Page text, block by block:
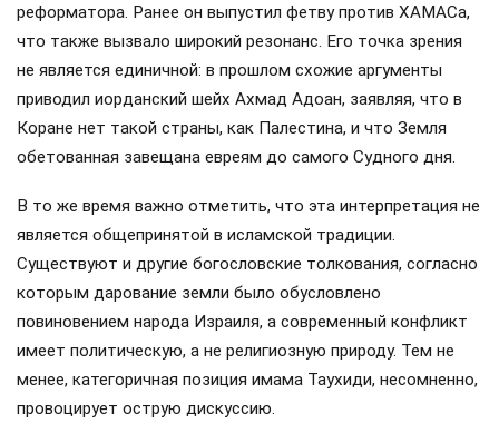
реформатора. Ранее он выпустил фетву против ХАМАСа,
что также вызвало широкий резонанс. Его точка зрения
не является единичной: в прошлом схожие аргументы
приводил иорданский шейх Ахмад Адоан, заявляя, что в
Коране нет такой страны, как Палестина, и что Земля
обетованная завещана евреям до самого Судного дня.
В то же время важно отметить, что эта интерпретация не
является общепринятой в исламской традиции.
Существуют и другие богословские толкования, согласно
которым дарование земли было обусловлено
повиновением народа Израиля, а современный конфликт
имеет политическую, а не религиозную природу. Тем не
менее, категоричная позиция имама Таухиди, несомненно,
провоцирует острую дискуссию.